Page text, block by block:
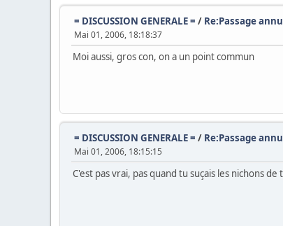
= DISCUSSION GENERALE = / Re:Passage
Mai 01, 2006, 18:18:37
Moi aussi, gros con, on a un point commun
= DISCUSSION GENERALE = / Re:Passage
Mai 01, 2006, 18:15:15
C'est pas vrai, pas quand tu suçais les nichons